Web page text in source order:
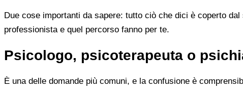
Due cose importanti da sapere: tutto ciò che dici è coperto
professionista e quel percorso fanno per te.
Psicologo, psicoterapeuta o
È una delle domande più comuni, e la confusione è